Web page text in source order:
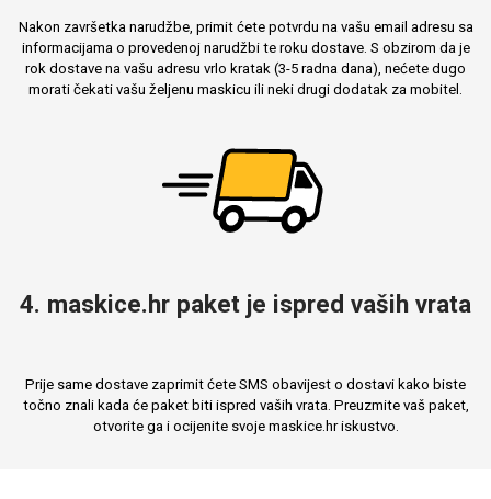
Nakon završetka narudžbe, primit ćete potvrdu na vašu email adresu sa
informacijama o provedenoj narudžbi te roku dostave. S obzirom da je
rok dostave na vašu adresu vrlo kratak (3-5 radna dana), nećete dugo
morati čekati vašu željenu maskicu ili neki drugi dodatak za mobitel.
4. maskice.hr paket je ispred vaših vrata
Prije same dostave zaprimit ćete SMS obavijest o dostavi kako biste
točno znali kada će paket biti ispred vaših vrata. Preuzmite vaš paket,
otvorite ga i ocijenite svoje maskice.hr iskustvo.